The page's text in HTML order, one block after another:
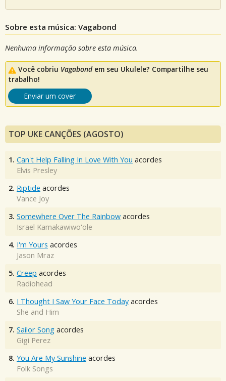
Sobre esta música: Vagabond
Nenhuma informação sobre esta música.
Você cobriu Vagabondem seu Ukulele? Compartilhe seu
trabalho!
Enviar um cover
TOP UKE CANÇÕES (AGOSTO)
1. Can't Help Falling In Love With You acordes
Elvis Presley
2. Riptide acordes
Vance Joy
3. Somewhere Over The Rainbow acordes
Israel Kamakawiwo'ole
4. I'm Yours acordes
Jason Mraz
5. Creep acordes
Radiohead
6. I Thought I Saw Your Face Today acordes
She and Him
7. Sailor Song acordes
Gigi Perez
8. You Are My Sunshine acordes
Folk Songs